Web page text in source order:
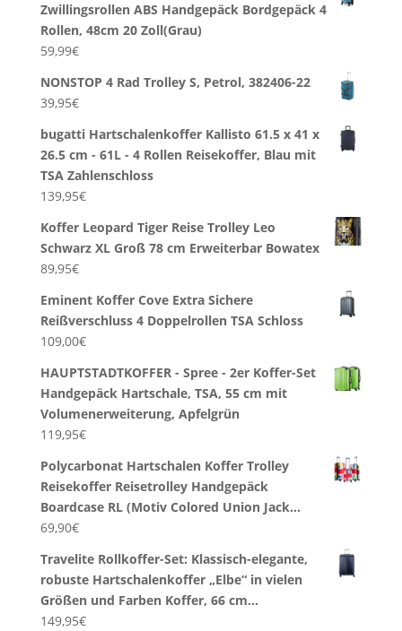
Zwillingsrollen ABS Handgepäck Bordgepäck 4
Rollen, 48cm 20 Zoll(Grau)
59,99€
NONSTOP 4 Rad Trolley S, Petrol, 382406-22
39,95€
bugatti Hartschalenkoffer Kallisto 61.5 x 41 x
26.5 cm - 61L - 4 Rollen Reisekoffer, Blau mit
TSA Zahlenschloss
139,95€
Koffer Leopard Tiger Reise Trolley Leo
Schwarz XL Groß 78 cm Erweiterbar Bowatex
89,95€
Eminent Koffer Cove Extra Sichere
Reißverschluss 4 Doppelrollen TSA Schloss
109,00€
HAUPTSTADTKOFFER - Spree - 2er Koffer-Set
Handgepäck Hartschale, TSA, 55 cm mit
Volumenerweiterung, Apfelgrün
119,95€
Polycarbonat Hartschalen Koffer Trolley
Reisekoffer Reisetrolley Handgepäck
Boardcase RL (Motiv Colored Union Jack…
69,90€
Travelite Rollkoffer-Set: Klassisch-elegante,
robuste Hartschalenkoffer „Elbe“ in vielen
Größen und Farben Koffer, 66 cm…
149,95€